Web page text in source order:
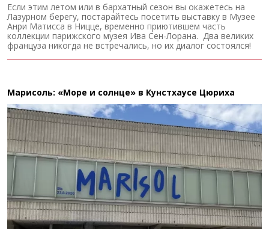
Если этим летом или в бархатный сезон вы окажетесь на
Лазурном берегу, постарайтесь посетить выставку в Музее
Анри Матисса в Ницце, временно приютившем часть
коллекции парижского музея Ива Сен-Лорана. Два великих
француза никогда не встречались, но их диалог состоялся!
Марисоль: «Море и солнце» в Кунстхаусе Цюриха